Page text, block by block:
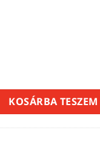
KOSÁRBA TESZEM